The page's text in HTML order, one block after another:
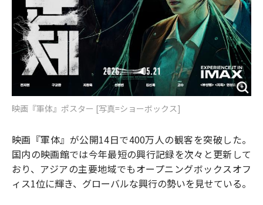
映画『軍体』ポスター [写真=ショーボックス]
映画『軍体』が公開14日で400万人の観客を突破した。
国内の映画館では今年最短の興行記録を次々と更新して
おり、アジアの主要地域でもオープニングボックスオフ
ィス1位に輝き、グローバルな興行の勢いを見せている。